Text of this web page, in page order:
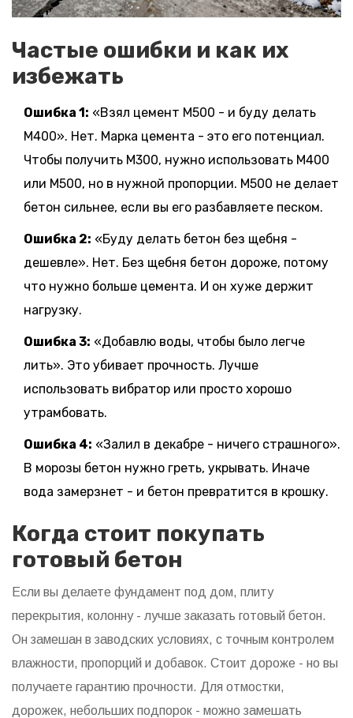
Частые ошибки и как их
избежать
Ошибка 1: «Взял цемент М500 - и буду делать
М400». Нет. Марка цемента - это его потенциал.
Чтобы получить М300, нужно использовать М400
или М500, но в нужной пропорции. М500 не делает
бетон сильнее, если вы его разбавляете песком.
Ошибка 2: «Буду делать бетон без щебня -
дешевле». Нет. Без щебня бетон дороже, потому
что нужно больше цемента. И он хуже держит
нагрузку.
Ошибка 3: «Добавлю воды, чтобы было легче
лить». Это убивает прочность. Лучше
использовать вибратор или просто хорошо
утрамбовать.
Ошибка 4: «Залил в декабре - ничего страшного».
В морозы бетон нужно греть, укрывать. Иначе
вода замерзнет - и бетон превратится в крошку.
Когда стоит покупать
готовый бетон
Если вы делаете фундамент под дом, плиту
перекрытия, колонну - лучше заказать готовый бетон.
Он замешан в заводских условиях, с точным контролем
влажности, пропорций и добавок. Стоит дороже - но вы
получаете гарантию прочности. Для отмостки,
дорожек, небольших подпорок - можно замешать